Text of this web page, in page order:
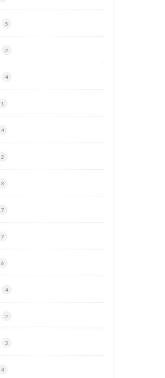
5
2
4
1
4
2
3
7
7
6
4
2
3
4